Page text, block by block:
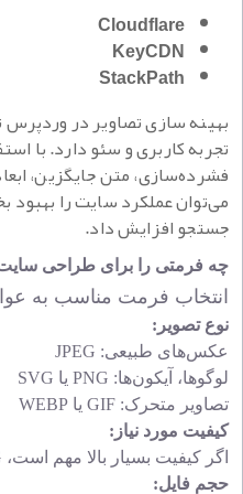
Cloudflare
KeyCDN
StackPath
بهینه‌ سازی تصاویر در
تجربه کاربری و سئو دارد. با
می‌توان عملکرد سایت را بهبود
جستجو افزایش داد.
چه فرمتی را برای طراحی سایت
انتخاب فرمت مناسب به
نوع تصویر:
عکس‌های طبیعی: JPEG
لوگوها، آیکون‌ها: PNG یا SVG
تصاویر متحرک: GIF یا WEBP
کیفیت مورد نیاز :
اگر کیفیت بسیار بالا مهم است،
حجم فایل: